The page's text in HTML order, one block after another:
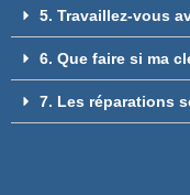
5. Travaillez-vous
6. Que faire si ma
7. Les réparations